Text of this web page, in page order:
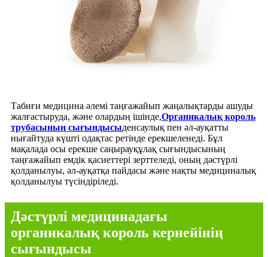
Табиғи медицина әлемі таңғажайып жаңалықтарды ашуды
жалғастыруда, және олардың ішінде,Органикалық король
трубасының сығындысыденсаулық пен әл-ауқатты
нығайтуда күшті одақтас ретінде ерекшеленеді. Бұл
мақалада осы ерекше саңырауқұлақ сығындысының
таңғажайып емдік қасиеттері зерттеледі, оның дәстүрлі
қолданылуы, әл-ауқатқа пайдасы және нақты медициналық
қолданылуы түсіндіріледі.
Дәстүрлі медицинадағы
органикалық король кернейінің
сығындысы